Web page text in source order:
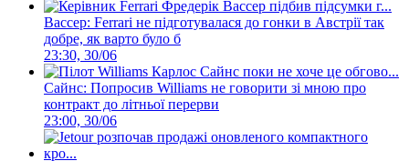
Вассер: Ferrari не підготувалася до гонки в Австрії так
добре, як варто було б
23:30, 30/06
Сайнс: Попросив Williams не говорити зі мною про
контракт до літньої перерви
23:00, 30/06